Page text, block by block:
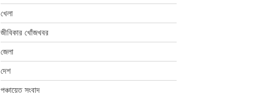
খেলা
জীবিকার খোঁজখবর
জেলা
দেশ
পঞ্চায়েত সংবাদ